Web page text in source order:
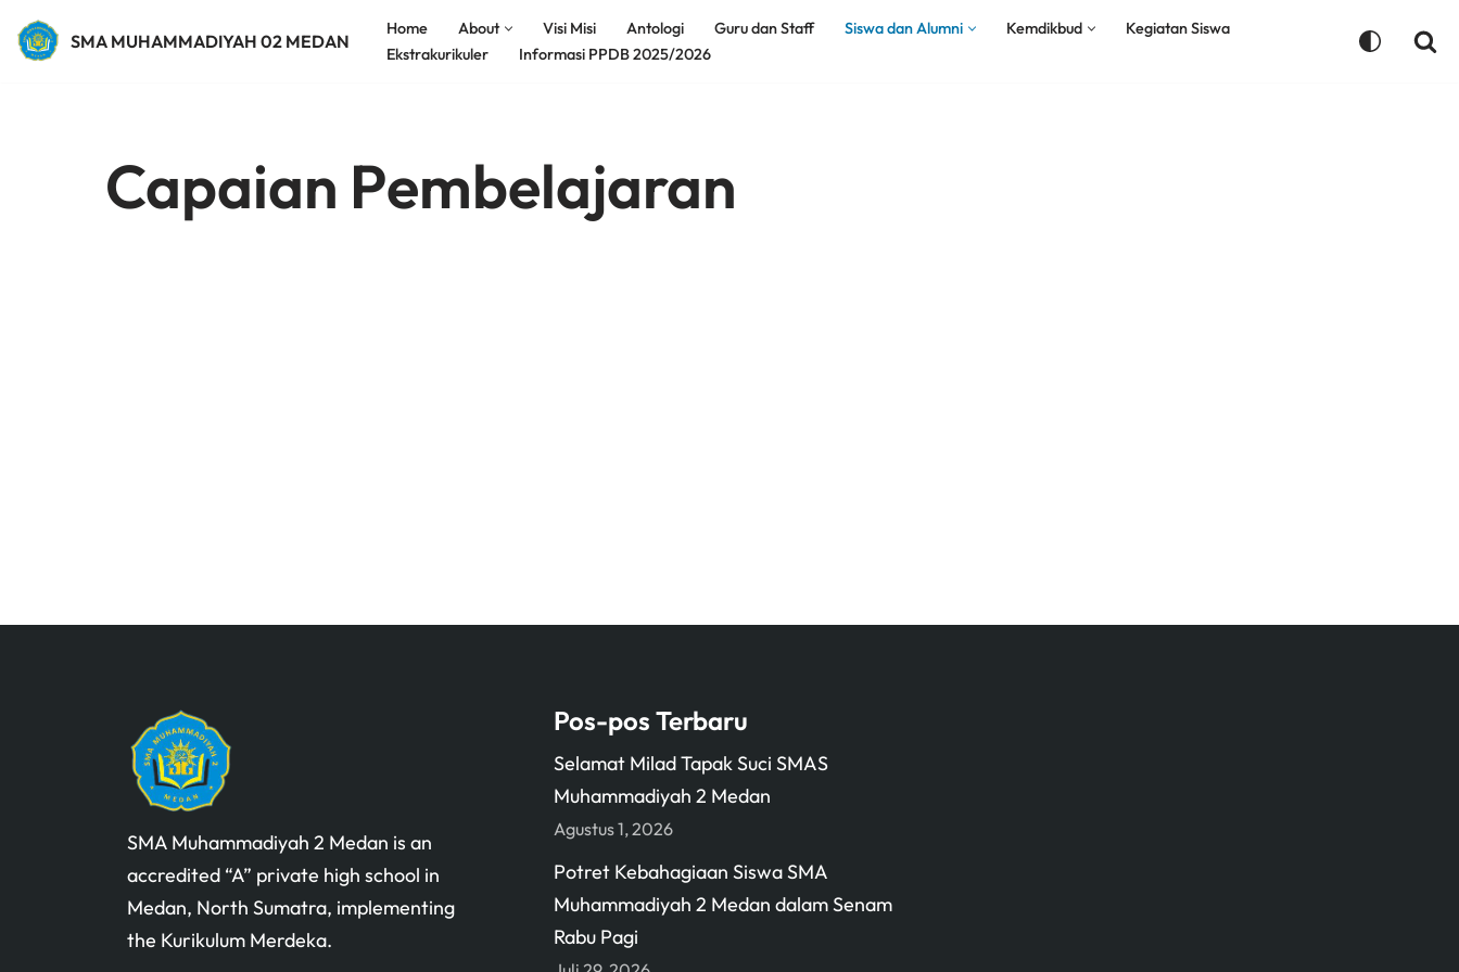
Lompat
SMA MUHAMMADIYAH 02 MEDAN
Home About Visi Misi Antologi Guru dan Staff Siswa dan Alumni Kemdikbud
Kegiatan Siswa
Ekstrakurikuler
Informasi PPDB 2025/2026
Capaian Pembelajaran
SMA Muhammadiyah 2 Medan is an
accredited “A” private high school in
Medan, North Sumatra, implementing
the Kurikulum Merdeka.
Pos-pos Terbaru
Selamat Milad Tapak Suci SMAS
Muhammadiyah 2 Medan
Agustus 1, 2026
Potret Kebahagiaan Siswa SMA
Muhammadiyah 2 Medan dalam Senam
Rabu Pagi